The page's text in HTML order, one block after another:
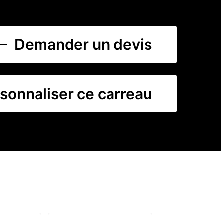
Demander un devis
ce carreau